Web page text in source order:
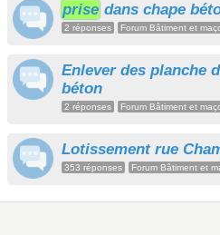
prise dans chape
2 réponses Forum Bâtiment et
Enlever des planche
béton
2 réponses Forum Bâtiment et
Lotissement rue
353 réponses Forum Bâtiment et